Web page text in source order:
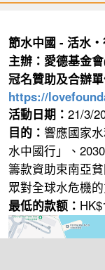
節水中國 - 活水‧
主辦：愛德基金
冠名贊助及合辦
https://
活動日期： 21/3/
目的： 響應國家
水中國行」、 2030
籌款資助束南亞
眾對全球水危機
最低的款额：